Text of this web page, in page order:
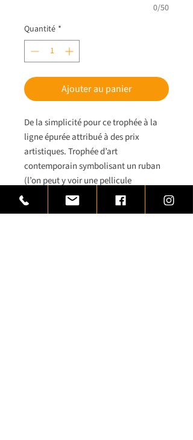
0/50
Quantité *
Ajouter au panier
De la simplicité pour ce trophée à la
ligne épurée attribué à des prix
artistiques. Trophée d’art
contemporain symbolisant un ruban
(l’on peut y voir une pellicule
photographique ou
cinématographique).